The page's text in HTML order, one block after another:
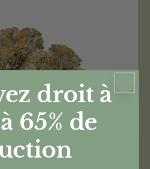
: CANNANEWS
droit à
65% de